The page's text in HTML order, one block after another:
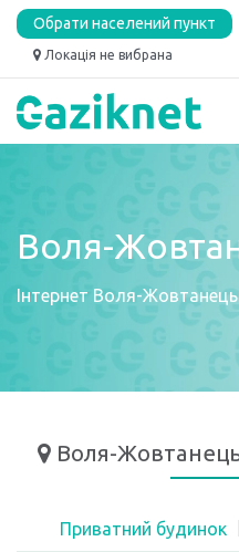
Обрати населений пункт
Локація не вибрана
Воля-
Інтернет Воля-
Воля-
Приватний будинок